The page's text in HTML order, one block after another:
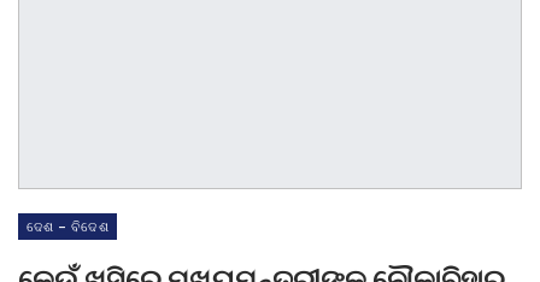
ଦେଶ - ବିଦେଶ